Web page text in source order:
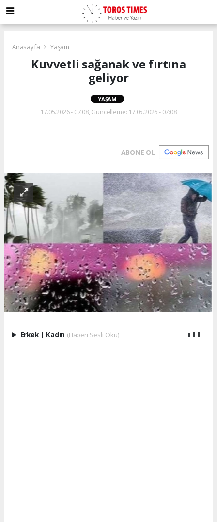
Anasayfa Yaşam
Kuvvetli sağanak ve fırtına
geliyor
YAŞAM
17.05.2026 - 07:08, Güncelleme: 17.05.2026 - 07:08
ABONE OL
Erkek Kadın (Haberi Sesli Oku)